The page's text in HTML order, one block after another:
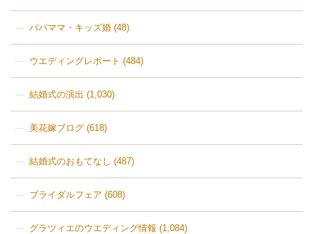
パパママ・キッズ婚(48)
ウエディングレポート (484)
結婚式の演出 (1,030)
美花嫁ブログ(618)
結婚式のおもてなし (487)
ブライダルフェア (608)
グラツィエのウエディング情報 (1,084)